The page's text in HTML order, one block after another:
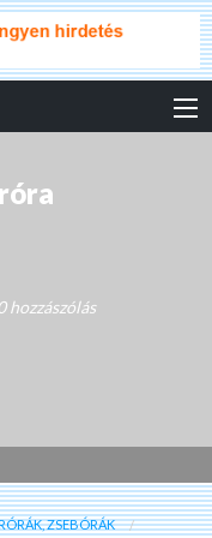
hozzászólás
ZSEBÓRÁK